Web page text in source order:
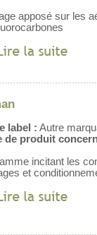
apposé sur les
label : Autre
de produit
incitant les
et